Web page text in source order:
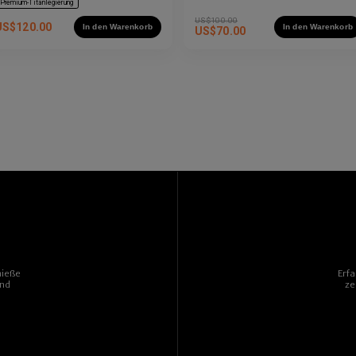
Premium-Titanlegierung
120.00 In den Warenkorb
US$100.00
US$70.00 In den Warenkorb